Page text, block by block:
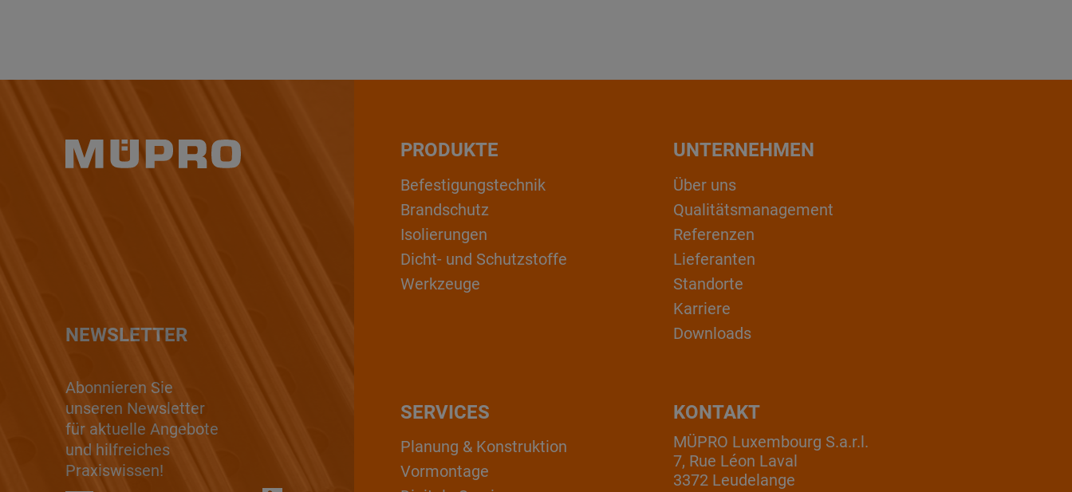
NEWSLETTER
Abonnieren Sie
unseren Newsletter
für aktuelle Angebote
und hilfreiches
Praxiswissen!
PRODUKTE
Befestigungstechnik
Brandschutz
Isolierungen
Dicht- und Schutzstoffe
Werkzeuge
UNTERNEHMEN
Über uns
Qualitätsmanagement
Referenzen
Lieferanten
Standorte
Karriere
Downloads
KONTAKT
MÜPRO Luxembourg S.a.r.l.
7, Rue Léon Laval
3372 Leudelange
SERVICES
Planung & Konstruktion
Vormontage